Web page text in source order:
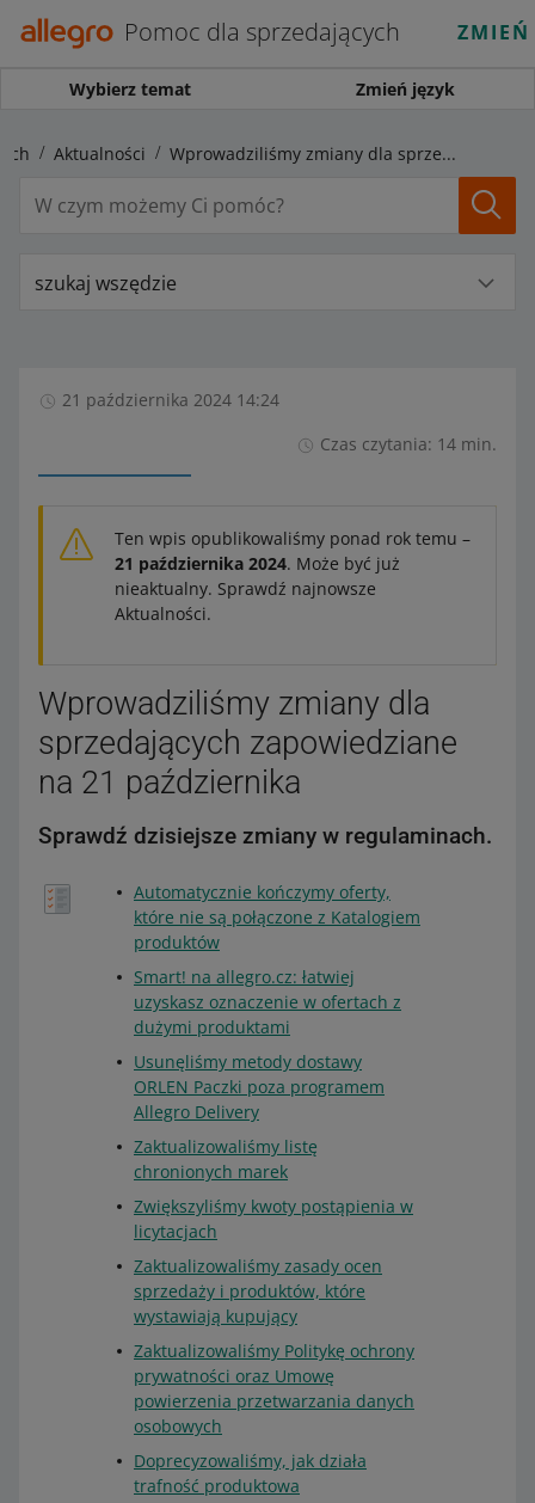
Pomoc dla sprzedających
Wybierz temat Zmień język
Aktualności Wprowadziliśmy zmiany dla sprzedających zapowiedziane na 21 października
szukaj wszędzie
21 października 2024 14:24
Czas czytania: 14 min.
Ten wpis opublikowaliśmy ponad rok temu –
21 października 2024. Może być już
nieaktualny. Sprawdź najnowsze
Aktualności.
Wprowadziliśmy zmiany dla
sprzedających zapowiedziane
na 21 października
Sprawdź dzisiejsze zmiany w regulaminach.
Automatycznie kończymy oferty,
które nie są połączone z Katalogiem
produktów
Smart! na allegro.cz: łatwiej
uzyskasz oznaczenie w ofertach z
dużymi produktami
Usunęliśmy metody dostawy
ORLEN Paczki poza programem
Allegro Delivery
Zaktualizowaliśmy listę
chronionych marek
Zwiększyliśmy kwoty postąpienia w
licytacjach
Zaktualizowaliśmy zasady ocen
sprzedaży i produktów, które
wystawiają kupujący
Zaktualizowaliśmy Politykę ochrony
prywatności oraz Umowę
powierzenia przetwarzania danych
osobowych
Doprecyzowaliśmy, jak działa
trafność produktowa